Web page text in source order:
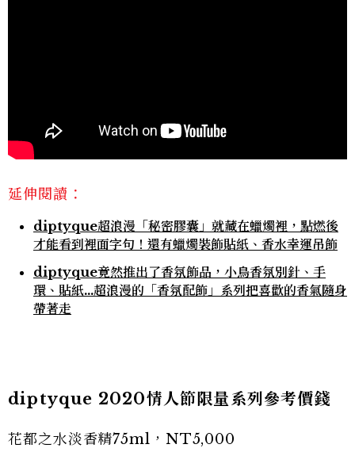
延伸閱讀：
diptyque超浪漫「秘密膠囊」就藏在蠟燭裡，點燃後
才能看到裡面字句！還有蠟燭裝飾貼紙、香水幸運吊飾
diptyque竟然推出了香氛飾品，小鳥香氛別針、手
環、貼紙…超浪漫的「香氛配飾」系列把喜歡的香氣隨身
帶著走
diptyque 2020情人節限量系列參考價錢
花都之水淡香精75ml，NT5,000